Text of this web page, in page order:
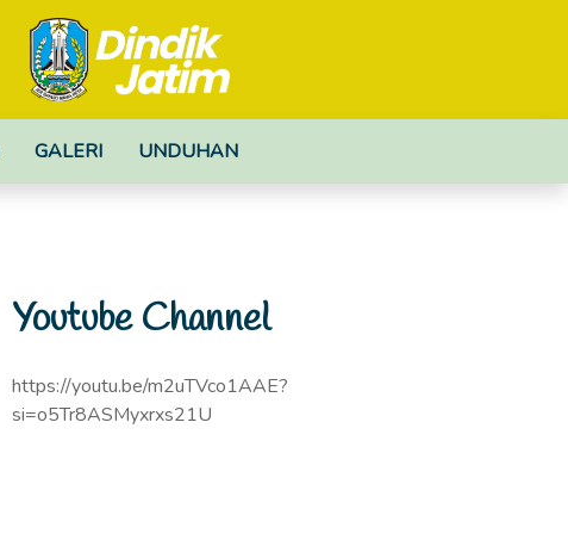
GALERI UNDUHAN
Youtube Channel
https://youtu.be/m2uTVco1AAE?
si=o5Tr8ASMyxrxs21U